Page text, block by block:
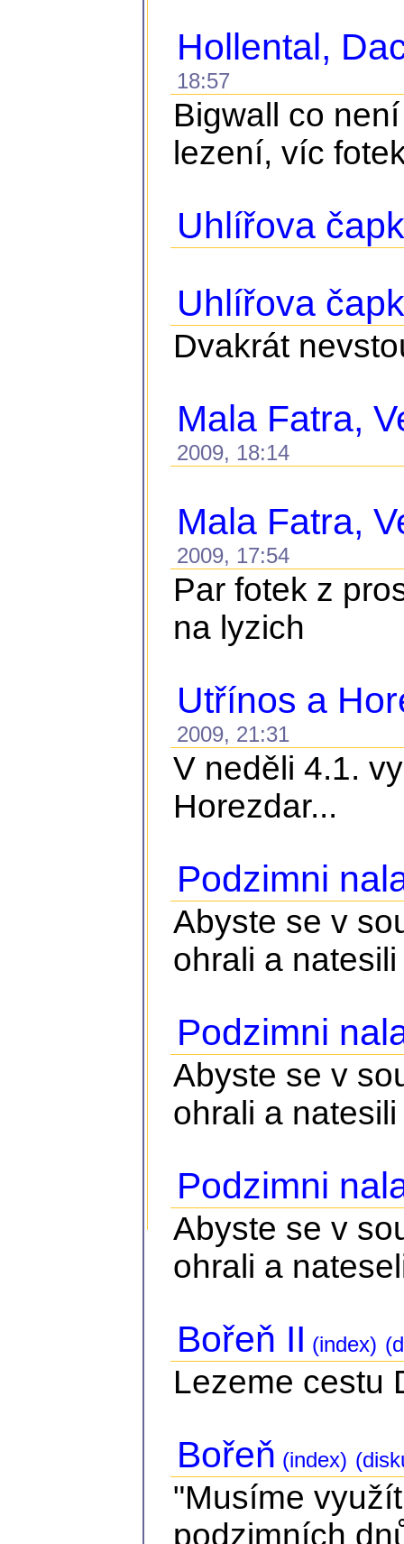
Hollental,
18:57
Bigwall co
lezení, víc
Uhlířova
Uhlířova
Dvakrát
Mala Fatra,
2009, 18:14
Mala Fatra,
2009, 17:54
Par fotek z
na lyzich
Utřínos a
2009, 21:31
V neděli 4.1.
Horezdar...
Podzimni
Abyste se v
ohrali a
Podzimni
Abyste se v
ohrali a
Podzimni
Abyste se v
ohrali a
Bořeň II (index)
Lezeme cestu
Bořeň (index)
"Musíme
podzimních